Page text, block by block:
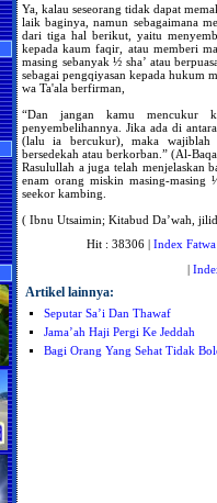
Ya, kalau seseorang tidak dapat
laik baginya, namun sebagaimana
dari tiga hal berikut, yaitu
kepada kaum faqir, atau memberi
masing sebanyak ½ sha’ atau
sebagai pengqiyasan kepada hukum
wa Ta'ala berfirman,
“Dan jangan kamu mencukur
penyembelihannya. Jika ada di
(lalu ia bercukur), maka wajiblah
bersedekah atau berkorban.” (Al-
Rasulullah a juga telah menjelaskan
enam orang miskin masing-masing
seekor kambing.
( Ibnu Utsaimin; Kitabud Da’wah,
Hit : 38306 | Index Fatwa
|
Artikel lainnya:
Seputar Sa’i Dan Thawaf
Jama’ah Haji Pergi Ke Jeddah
Bagi Orang Yang Sehat Tidak